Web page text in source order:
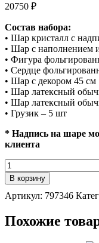
20750 ₽
Состав набора:
• Шар кристалл с
• Шар с
• Фигура
• Сердце
• Шар с декором 45
• Шар латексный
• Шар латексный
• Грузик – 5 шт
* Надпись на шаре
клиента
Количество
НАБОР
ШАРОВ
ДЛЯ
НА
ВЫПИСКУ
В корзину
Артикул: 797346
Похожие